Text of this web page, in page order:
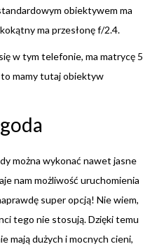
obiektywem ma
ma przesłonę f/2.4.
w tym telefonie, ma matrycę 5
to mamy tutaj obiektyw
można wykonać nawet jasne
nam możliwość uruchomienia
super opcją! Nie wiem,
tego nie stosują. Dzięki temu
mają dużych i mocnych cieni,